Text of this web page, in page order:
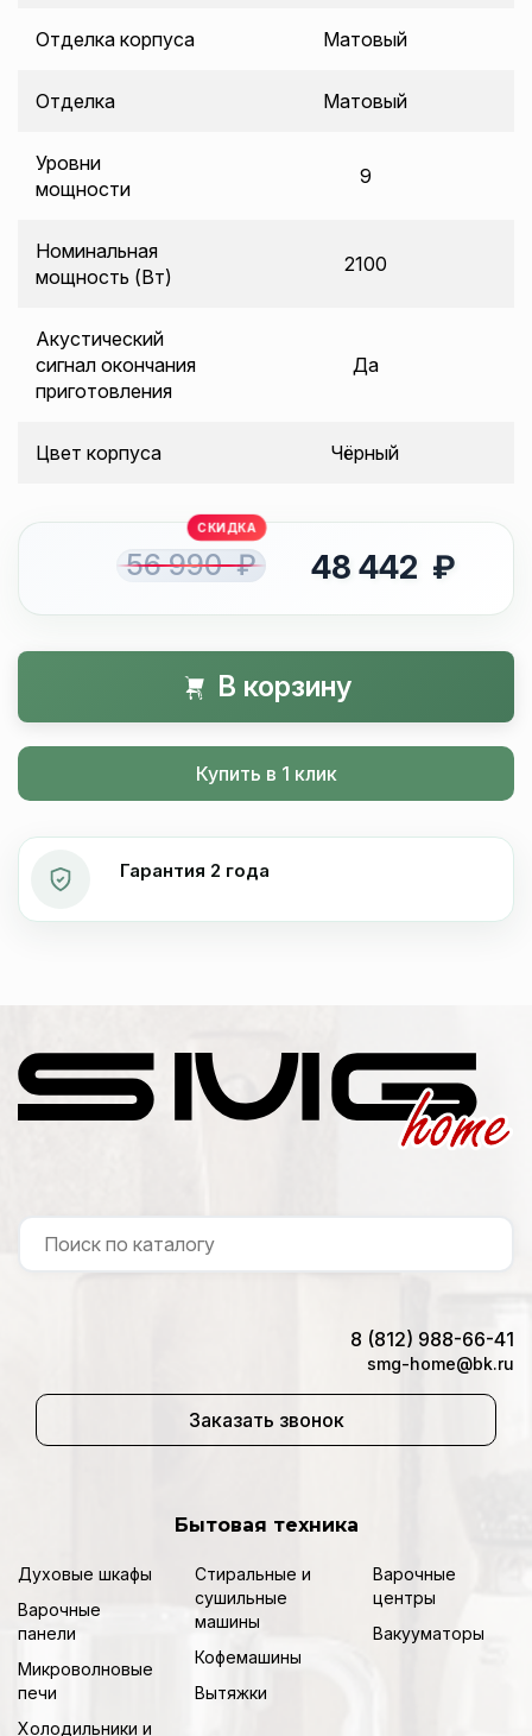
Отделка корпуса Матовый
Отделка Матовый
Уровни
мощности
9
Номинальная
мощность (Вт)
2100
Акустический
сигнал окончания
приготовления
Да
Цвет корпуса Чёрный
56 990 ₽ 48 442 ₽
В корзину
Купить в 1 клик
Гарантия 2 года
8 (812) 988-66-41
smg-home@bk.ru
Заказать звонок
Бытовая техника
Духовые шкафы
Варочные
панели
Микроволновые
печи
Холодильники и
Стиральные и
сушильные
машины
Кофемашины
Вытяжки
Варочные
центры
Вакууматоры